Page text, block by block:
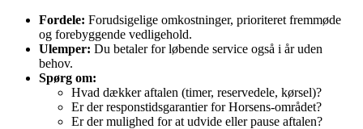
Fordele: Forudsigelige omkostninger, prioriteret fremmøde
og forebyggende vedligehold.
Ulemper: Du betaler for løbende service også i år uden
behov.
Spørg om:
Hvad dækker aftalen (timer, reservedele, kørsel)?
Er der responstidsgarantier for Horsens‑området?
Er der mulighed for at udvide eller pause aftalen?